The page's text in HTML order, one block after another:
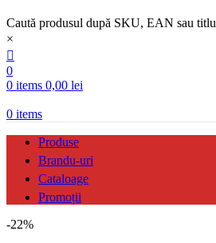
Caută produsul după SKU, EAN sau titlu
×
0
0 items 0,00 lei
0 items
Produse
Brandu-uri
Cataloage
Promoții
-22%